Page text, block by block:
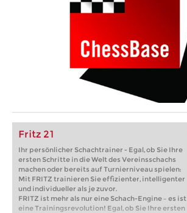
Fritz 21
Ihr persönlicher Schachtrainer - Egal, ob Sie Ihre
ersten Schritte in die Welt des Vereinsschachs
machen oder bereits auf Turnierniveau spielen:
Mit FRITZ trainieren Sie effizienter, intelligenter
und individueller als je zuvor.
FRITZ ist mehr als nur eine Schach-Engine – es ist
eine Trainingsrevolution! Egal, ob Sie Ihre ersten